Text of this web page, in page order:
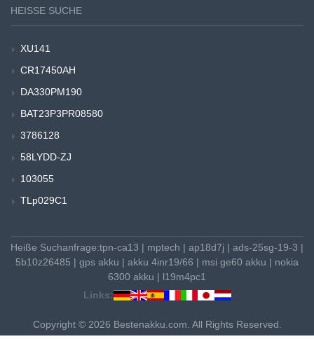
HEISSE SUCHE
XU141
CR17450AH
DA330PM190
BAT23P3PR08580
3786128
58LYDD-ZJ
103055
TLp029C1
Heiße Suchanfrage:tpn-ca13 | mptech | ap18d7j | ads-25sg-19-3 |
5b10z26485 | gps akku | akku 4inr19/66 | msi ge60 akku | nokia
6300 akku | l19m4pc1
Links:
Copyright © 2026 Bestenakku.com. All Rights Reserved.